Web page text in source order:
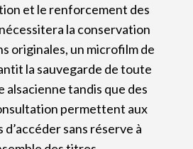
et le renforcement des
la conservation
originales, un microfilm de
la sauvegarde de toute
alsacienne tandis que des
permettent aux
sans réserve à